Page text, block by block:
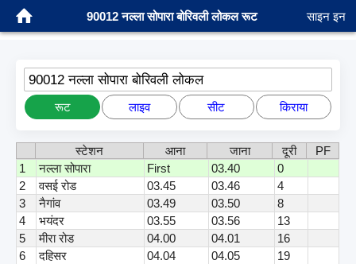
90012 नल्ला सोपारा बोरिवली लोकल रूट साइन इन
90012 नल्ला सोपारा बोरिवली लोकल
रूट लाइव सीट किराया
स्टेशन आना जाना दूरी
PF
1
नल्ला सोपारा First 03.40
0
2
वसई रोड 03.45 03.46
4
3
नैगांव 03.49 03.50
8
4
भयंदर 03.55 03.56
13
5
मीरा रोड 04.00 04.01
16
6
दहिसर 04.04 04.05
19